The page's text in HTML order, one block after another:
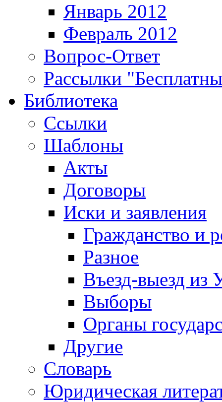
Январь 2012
Февраль 2012
Вопрос-Ответ
Рассылки
Библиотека
Ссылки
Шаблоны
Акты
Договоры
Иски и заявления
Гражданство и
Разное
Въезд-выезд из
Выборы
Органы
Другие
Словарь
Юридическая